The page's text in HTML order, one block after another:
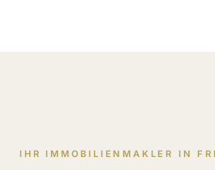
IHR IMMOBILIENMAKLER IN